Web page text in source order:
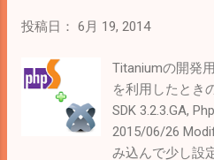
移行 Singaporeで
「External
Include path →
択
（
-
を認識出来るよ
投稿日： 6月 19, 2014
Titaniumの開発
を利用したとき
SDK 3.2.3.GA,
2015/06/26
み込んで少し設